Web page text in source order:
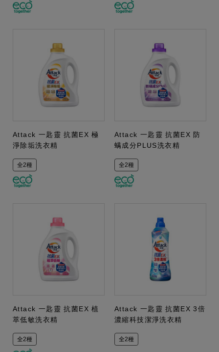
Attack 一匙靈 抗菌EX 極
淨除垢洗衣精
全2種
Attack 一匙靈 抗菌EX 防
螨成分PLUS洗衣精
全2種
Attack 一匙靈 抗菌EX 植
萃低敏洗衣精
全2種
Attack 一匙靈 抗菌EX 3倍
濃縮科技潔淨洗衣精
全2種